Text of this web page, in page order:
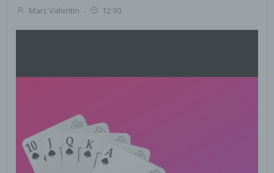
Marc Valentin - 12:30